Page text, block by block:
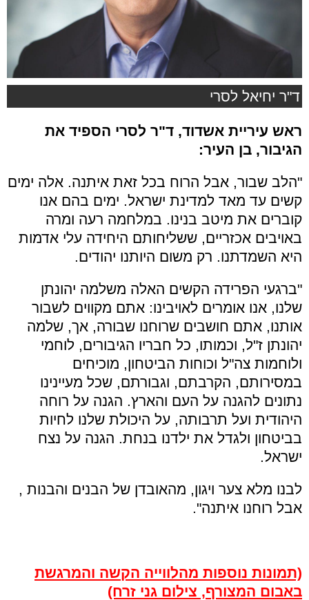
ד"ר יחיאל לסרי
ראש עיריית אשדוד, ד"ר לסרי הספיד את
הגיבור, בן העיר:
"הלב שבור, אבל הרוח בכל זאת איתנה. אלה ימים
קשים עד מאד למדינת ישראל. ימים בהם אנו
קוברים את מיטב בנינו. במלחמה רעה ומרה
באויבים אכזריים, ששליחותם היחידה עלי אדמות
היא השמדתנו. רק משום היותנו יהודים.
"ברגעי הפרידה הקשים האלה משלמה יהונתן
שלנו, אנו אומרים לאויבינו: אתם מקווים לשבור
אותנו, אתם חושבים שרוחנו שבורה, אך, שלמה
יהונתן ז"ל, וכמותו, כל חבריו הגיבורים, לוחמי
ולוחמות צה"ל וכוחות הביטחון, מוכיחים
במסירותם, הקרבתם, וגבורתם, שכל מעיינינו
נתונים להגנה על העם והארץ. הגנה על רוחה
היהודית ועל תרבותה, על היכולת שלנו לחיות
בביטחון ולגדל את ילדנו בנחת. הגנה על נצח
ישראל.
לבנו מלא צער ויגון, מהאובדן של הבנים והבנות ,
אבל רוחנו איתנה".
(תמונות נוספות מהלווייה הקשה והמרגשת
באבום המצורף, צילום גני זרח)